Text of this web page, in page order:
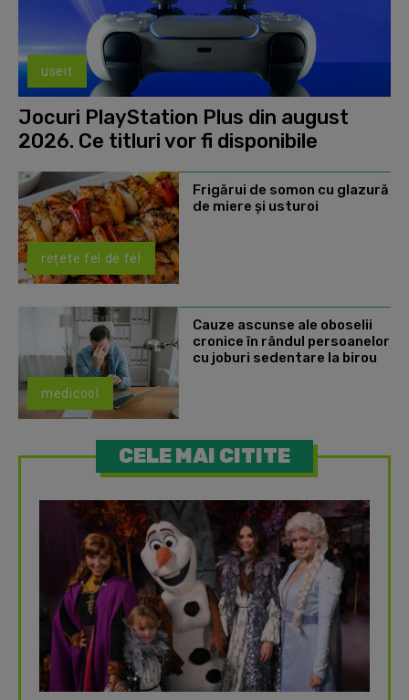
useit
Jocuri PlayStation Plus din august
2026. Ce titluri vor fi disponibile
rețete fel de fel
Frigărui de somon cu glazură
de miere și usturoi
medicool
Cauze ascunse ale oboselii
cronice în rândul persoanelor
cu joburi sedentare la birou
CELE MAI CITITE